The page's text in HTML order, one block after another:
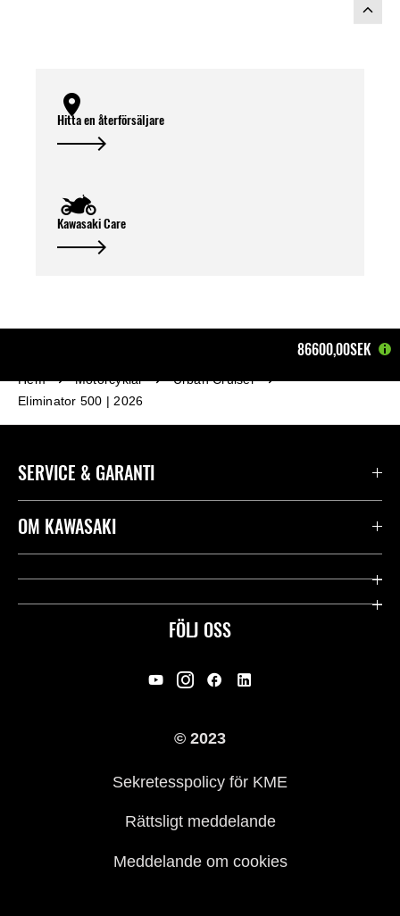
Hitta en återförsäljare
Kawasaki Care
86600,00SEK
Hem Motorcyklar
Urban Cruiser
Eliminator 500 | 2026
FÖLJ OSS
SERVICE & GARANTI
Kontakta oss
Användbara länkar
Rättsligt & Sekretess
OM KAWASAKI
Företag
© 2023
Sekretesspolicy för KME
Rättsligt meddelande
Meddelande om cookies